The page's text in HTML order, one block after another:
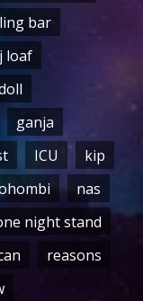
bar
loaf
ganja
ICU
kip
nas
night stand
reasons